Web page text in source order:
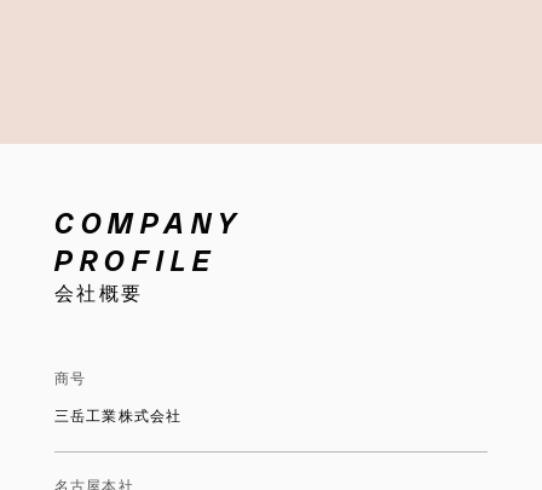
COMPANY
PROFILE
会社概要
商号
三岳工業株式会社